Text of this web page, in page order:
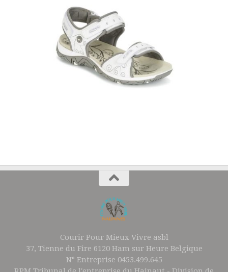
Courir Pour Mieux Vivre asbl
37, Tienne du Fire 6120 Ham sur Heure Belgique
N° Entreprise 0453.499.645